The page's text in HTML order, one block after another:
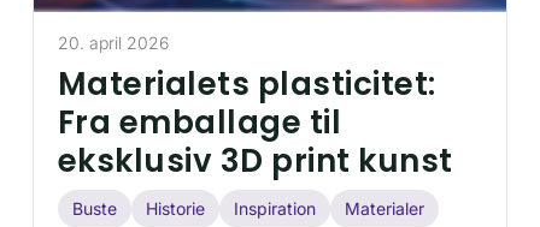
Materialets plasticitet:
Fra emballage til
eksklusiv 3D print kunst
Buste Historie Inspiration Materialer
20. april 2026